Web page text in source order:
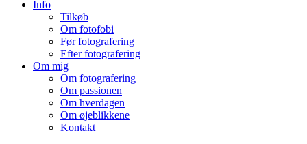
Info
Tilkøb
Om fotofobi
Før fotografering
Efter fotografering
Om mig
Om fotografering
Om passionen
Om hverdagen
Om øjeblikkene
Kontakt